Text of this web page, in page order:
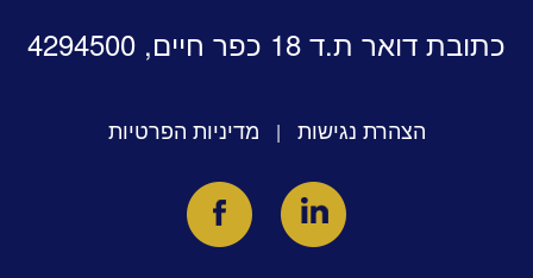
כתובת דואר ת.ד 18 כפר חיים, 4294500
הצהרת נגישות | מדיניות הפרטיות